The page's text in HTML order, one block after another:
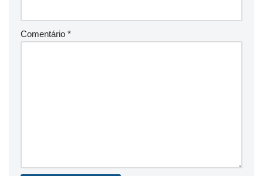
Comentário *